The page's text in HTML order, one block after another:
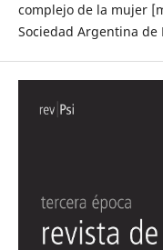
complejo de la mujer
Sociedad Argentina de